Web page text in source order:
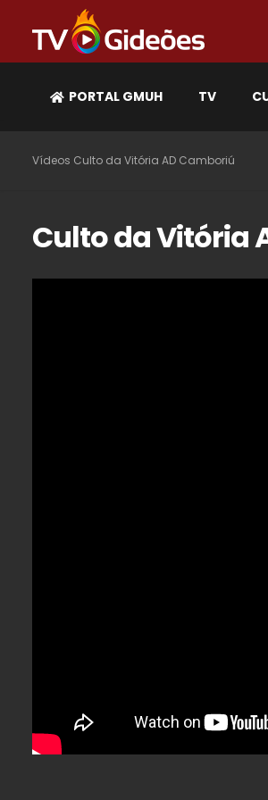
PORTAL GMUH TV
Vídeos Culto da Vitória AD Camboriú
Culto da Vitória